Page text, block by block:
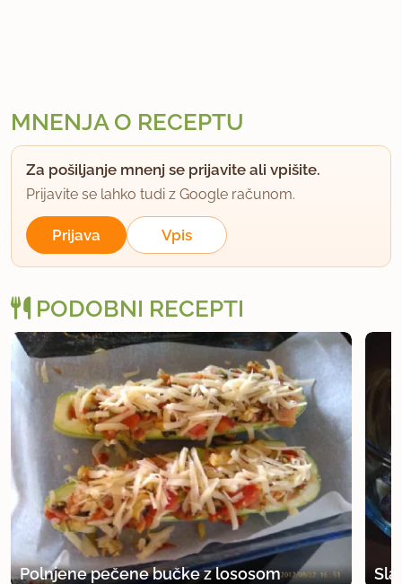
MNENJA O RECEPTU
Za pošiljanje mnenj se prijavite ali vpišite.
Prijavite se lahko tudi z Google računom.
Prijava Vpis
PODOBNI RECEPTI
Polnjene pečene bučke z lososom